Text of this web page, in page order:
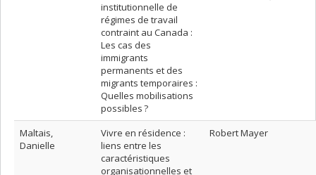
institutionnelle de
régimes de travail
contraint au Canada :
Les cas des
immigrants
permanents et des
migrants temporaires :
Quelles mobilisations
possibles ?
Maltais,
Danielle
Vivre en résidence :
liens entre les
caractéristiques
organisationnelles et
Robert Mayer